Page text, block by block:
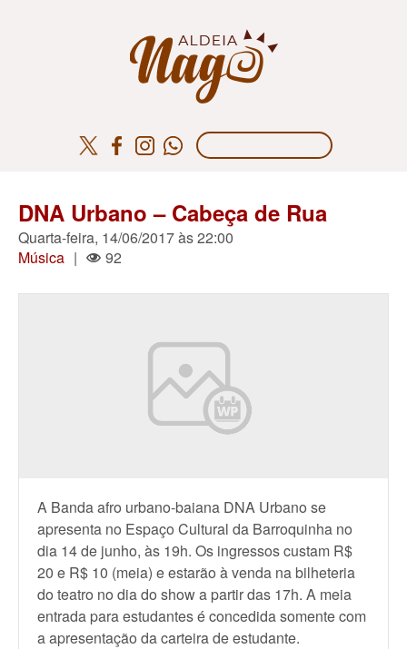
DNA Urbano – Cabeça de Rua
Quarta-feira, 14/06/2017 às 22:00
Música | 92
A Banda afro urbano-baiana DNA Urbano se
apresenta no Espaço Cultural da Barroquinha no
dia 14 de junho, às 19h. Os ingressos custam R$
20 e R$ 10 (meia) e estarão à venda na bilheteria
do teatro no dia do show a partir das 17h. A meia
entrada para estudantes é concedida somente com
a apresentação da carteira de estudante.